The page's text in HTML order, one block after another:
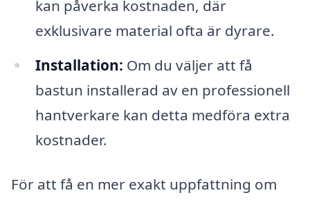
kan påverka kostnaden, där
exklusivare material ofta är dyrare.
Installation: Om du väljer att få
bastun installerad av en professionell
hantverkare kan detta medföra extra
kostnader.
För att få en mer exakt uppfattning om